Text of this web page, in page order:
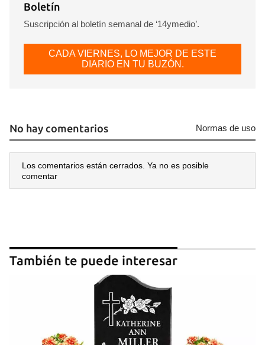
Boletín
Suscripción al boletín semanal de ‘14ymedio’.
CADA VIERNES, LO MEJOR DE ESTE
DIARIO EN TU BUZÓN.
No hay comentarios Normas de uso
Los comentarios están cerrados. Ya no es posible
comentar
También te puede interesar